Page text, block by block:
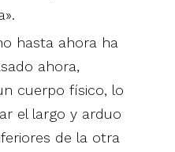
hasta ahora ha
ahora,
cuerpo físico, lo
el largo y arduo
de la otra